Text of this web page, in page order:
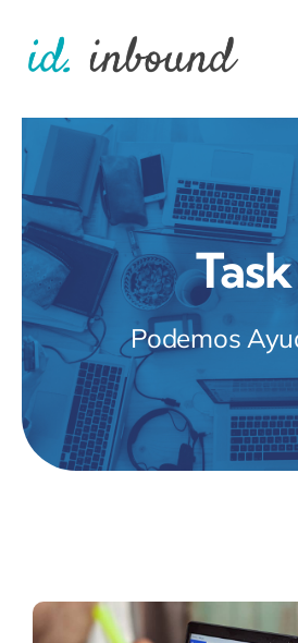
content
Task
Podemos